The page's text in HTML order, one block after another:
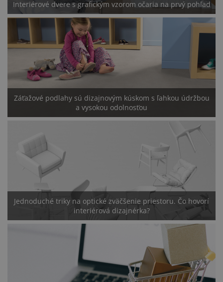
Interiérové dvere s grafickým vzorom očaria na prvý pohľad
Záťažové podlahy sú dizajnovým kúskom s ľahkou údržbou
a vysokou odolnosťou
Jednoduché triky na optické zväčšenie priestoru. Čo hovorí
interiérová dizajnérka?